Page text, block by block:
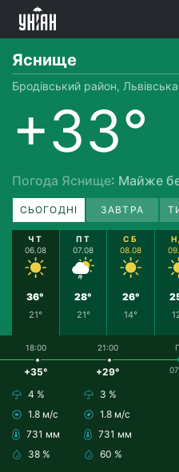
Яснище
Бродівський район,
+33°
Погода Яснище: Майже
СЬОГОДНІ ЗАВТРА
ЧТ
06.08
36°
21°
ПТ
07.08
28°
21°
СБ
08.08
26°
14°
18:00
+35°
4 %
1.8 м/с
731 мм
38 %
21:00
+29°
3 %
1.8 м/с
731 мм
60 %